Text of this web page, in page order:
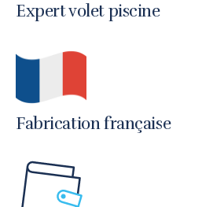
Expert volet piscine
Fabrication française